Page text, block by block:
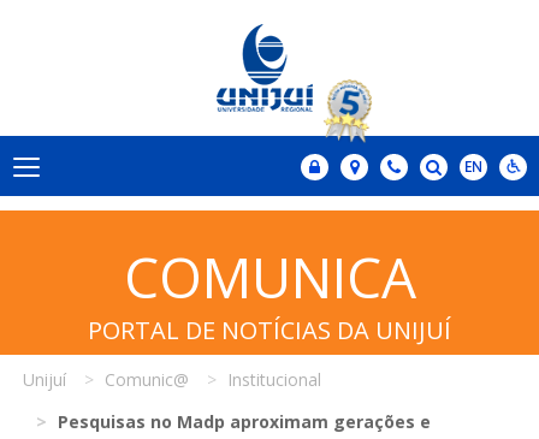
COMUNICA
PORTAL DE NOTÍCIAS DA UNIJUÍ
Unijuí Comunic@
Institucional
Pesquisas no Madp aproximam gerações e